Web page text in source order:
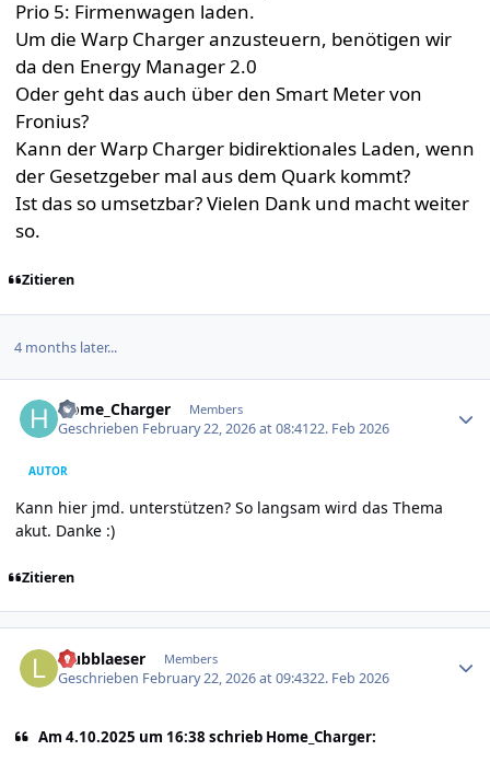
Prio 5: Firmenwagen laden.
Um die Warp Charger anzusteuern, benötigen wir
da den Energy Manager 2.0
Oder geht das auch über den Smart Meter von
Fronius?
Kann der Warp Charger bidirektionales Laden, wenn
der Gesetzgeber mal aus dem Quark kommt?
Ist das so umsetzbar? Vielen Dank und macht weiter
so.
Zitieren
4 months later...
Home_Charger Members
Geschrieben February 22, 2026 at 08:4122. Feb 2026
AUTOR
Kann hier jmd. unterstützen? So langsam wird das Thema
akut. Danke :)
Zitieren
laubblaeser Members
Geschrieben February 22, 2026 at 09:4322. Feb 2026
Am 4.10.2025 um 16:38 schrieb Home_Charger: